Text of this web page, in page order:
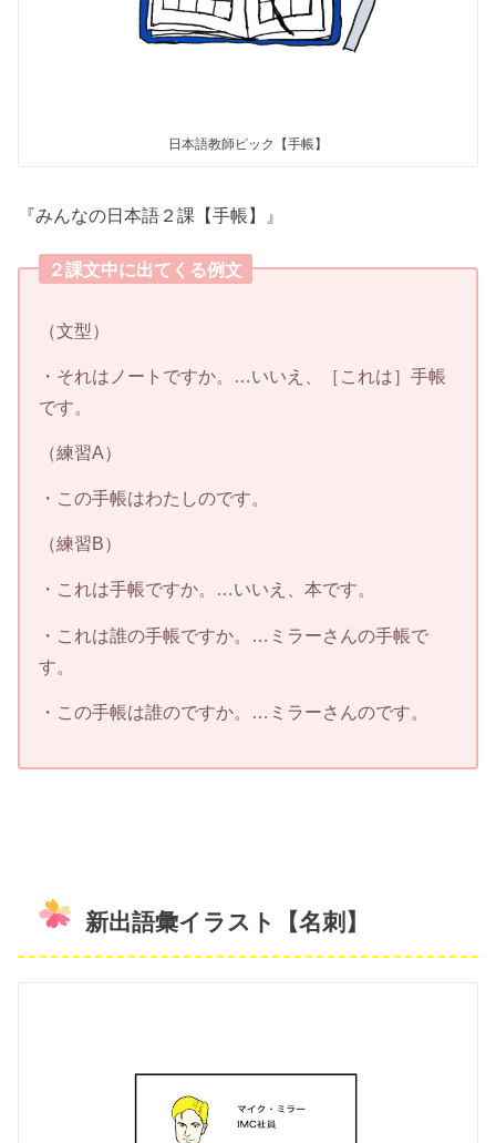
日本語教師ピック【手帳】
『みんなの日本語２課【手帳】』
２課文中に出てくる例文
（文型）
・それはノートですか。…いいえ、［これは］手帳
です。
（練習A）
・この手帳はわたしのです。
（練習B）
・これは手帳ですか。…いいえ、本です。
・これは誰の手帳ですか。…ミラーさんの手帳で
す。
・この手帳は誰のですか。…ミラーさんのです。
新出語彙イラスト【名刺】